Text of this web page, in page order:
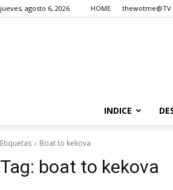
jueves, agosto 6, 2026 HOME thewotme@TV
INDICE
Etiquetas Boat to kekova
Tag: boat to kekova